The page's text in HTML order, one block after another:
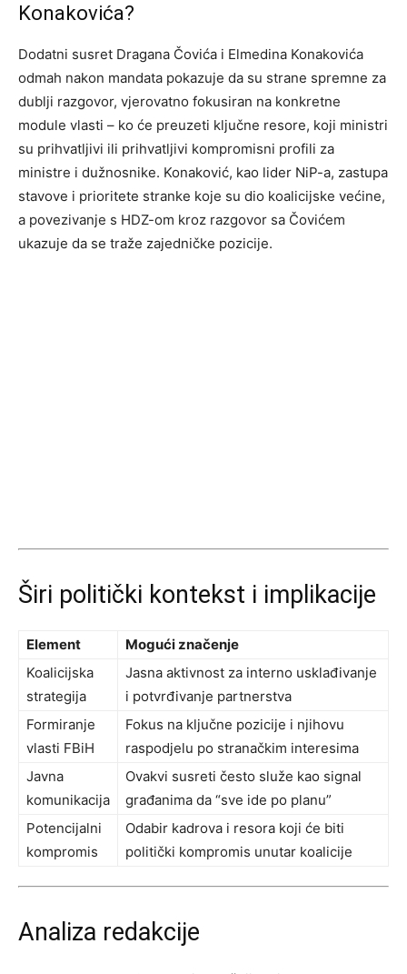
Konakovića?
Dodatni susret Dragana Čovića i Elmedina Konakovića
odmah nakon mandata pokazuje da su strane spremne za
dublji razgovor, vjerovatno fokusiran na konkretne
module vlasti – ko će preuzeti ključne resore, koji ministri
su prihvatljivi ili prihvatljivi kompromisni profili za
ministre i dužnosnike. Konaković, kao lider NiP-a, zastupa
stavove i prioritete stranke koje su dio koalicijske većine,
a povezivanje s HDZ-om kroz razgovor sa Čovićem
ukazuje da se traže zajedničke pozicije.
Širi politički kontekst i implikacije
Element
Mogući značenje
Koalicijska
strategija
Jasna aktivnost za interno usklađivanje
i potvrđivanje partnerstva
Formiranje
vlasti FBiH
Fokus na ključne pozicije i njihovu
raspodjelu po stranačkim interesima
Javna
komunikacija
Ovakvi susreti često služe kao signal
građanima da “sve ide po planu”
Potencijalni
kompromis
Odabir kadrova i resora koji će biti
politički kompromis unutar koalicije
Analiza redakcije